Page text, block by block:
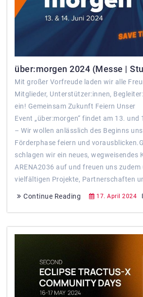
über:morgen 2024 (Messe |
Mit großer Vorfreude laden wir alle
Mitglieder, Unterstützer:innen,
ein! Gemeinsam Zukunft Feiern Unser
Event „über:morgen“ findet am 13.
– Wir wollen anlässlich des Beginns
Förderphase feiern und
schlagen wir ein neues, wegweisendes
ARENA2036 auf und freuen uns zudem
vielfältigen Projekte, Partnerschaften
Continue Reading 17. April 2024